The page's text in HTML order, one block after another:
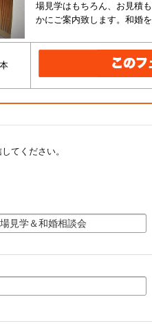
場見学はもちろん、お見積
かにご案内致します。和婚